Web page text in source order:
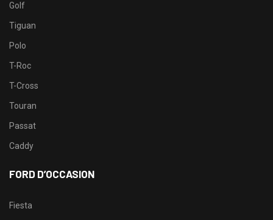
Golf
Tiguan
Polo
T-Roc
T-Cross
Touran
Passat
Caddy
FORD D’OCCASION
Fiesta